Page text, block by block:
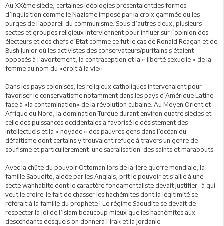
Au XXème siècle, certaines idéologies présentaientdes formes
d’inquisition comme le Nazisme imposé par la croix gammée ou les
purges de l’appareil du communisme. Sous d’autres cieux, plusieurs
sectes et groupes religieux interviennent pour influer sur l’opinion des
électeurs et des chefs d’Etat comme ce fut le cas de Ronald Reagan et de
Bush Junior où les activistes des conservateurs/puritains s’étaient
opposés à l’avortement, la contraception et la « liberté sexuelle » de la
femme au nom du «droit à la vie».
Dans les pays colonisés, les religieux catholiques intervenaient pour
favoriser le conservatisme notamment dans les pays d’Amérique Latine
face à «la contamination» de la révolution cubaine. Au Moyen Orient et
Afrique du Nord, la domination Turque durant environ quatre siècles et
celle des puissances occidentales a favorisé le désistement des
intellectuels et la « noyade » des pauvres gens dans l’océan du
défaitisme dont certains y trouvaient refuge à travers un genre de
soufisme et particulièrement une sacralisation des saints et marabouts.
Avec la chûte du pouvoir Ottoman lors de la 1ère guerre mondiale, la
famille Saoudite, aidée par les Anglais, prit le pouvoir et s’allie à une
secte wahhabite dont le caractère fondamentaliste devait justifier- à qui
veut le croire-le fait de chasser les hachémites dont la légitimité se
référait à la famille du prophète ! Le régime Saoudite se devait de
respecter la loi de l’Islam beaucoup mieux que les hachémites aux
descendants desquels on donnera l’Irak et la Jordanie.